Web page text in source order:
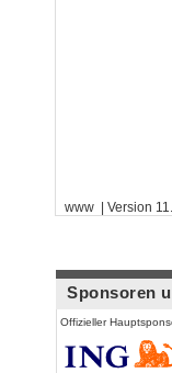
www | Version
Sponsoren
Offizieller